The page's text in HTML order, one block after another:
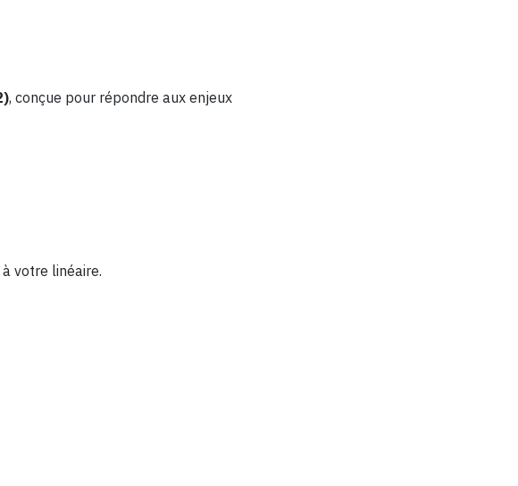
, conçue pour répondre aux enjeux
votre linéaire.